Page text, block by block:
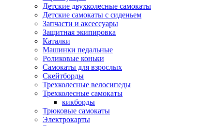
Детские двухколесные самокаты
Детские самокаты с сиденьем
Запчасти и аксессуары
Защитная экипировка
Каталки
Машинки педальные
Роликовые коньки
Самокаты для взрослых
Скейтборды
Трехколесные велосипеды
Трехколесные самокаты
кикборды
Трюковые самокаты
Электрокарты